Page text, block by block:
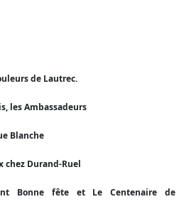
de Lautrec.
les Ambassadeurs
Blanche
chez Durand-Ruel
Bonne fête et Le Centenaire de